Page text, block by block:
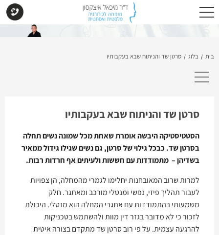
בית / בלוג / סרטן שד והניתוח שבא בעקבותיו
סרטן שד והניתוח שבא בעקבותיו
הסטטיסטיקה היבשה אומרת שאחת מכל שמונה נשים תחלה
בסרטן שד. כבכל גילוי של סרטן, גם נשים שגילו גידול ממאיר
בשדיהן – מתמודדות עם חששות ולעיתים אף חרדות רבות.
למרות שרוב המאובחנות יחלימו לגמרי מהמחלה, הן צפויות
לעבור תהליך פיזי, נפשי ומנטלי מורכב ומאתגר. חלק
משמעותי בהתמודדות עם אתגרי המחלה הוא מנטלי. היכולת
לזכור כי לא מדובר בגזר דין מוות ולהשתמש בטכניקות
להרגעה עצמית. על פי רוב סרטן שד מתקדם בצורה איטית